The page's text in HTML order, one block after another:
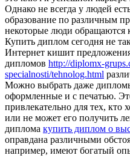
Однако не всегда у людей
образование по различным
некоторые люди обращаются
Купить диплом сегодня не
Интернет кишит
дипломов http://diplomx-
specialnosti/tehnolog.html
Можно выбрать даже
оформленные и с печатью.
привлекательно для тех, кто
или не может его получить
диплома купить диплом о
оправдана различными
например, имеют богатый